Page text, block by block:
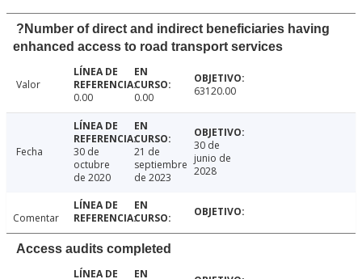
?Number of direct and indirect beneficiaries having
enhanced access to road transport services
Valor
0.00
0.00 63120.00
Fecha
30 de
octubre
de 2020
21 de
septiembre
de 2023
30 de
junio de
2028
Comentar
Access audits completed